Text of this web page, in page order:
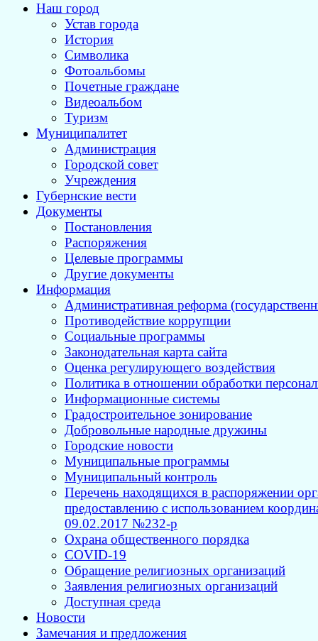
Наш город
Устав города
История
Символика
Фотоальбомы
Почетные граждане
Видеоальбом
Туризм
Муниципалитет
Администрация
Городской совет
Учреждения
Губернские вести
Документы
Постановления
Распоряжения
Целевые программы
Другие документы
Информация
Административная реформа
Противодействие коррупции
Социальные программы
Законодательная карта сайта
Оценка регулирующего воздействия
Политика в отношении обработки
Информационные системы
Градостроительное зонирование
Добровольные народные дружины
Городские новости
Муниципальные программы
Муниципальный контроль
Перечень находящихся в распоряжении
предоставлению с использованием
09.02.2017 №232-р
Охрана общественного порядка
COVID-19
Обращение религиозных организаций
Заявления религиозных организаций
Доступная среда
Новости
Замечания и предложения